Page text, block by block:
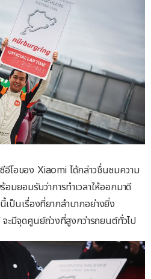
โอของ Xiaomi ได้กล่าวชื่นชมความ
มยอมรับว่าการทำเวลาให้ออกมาดี
ป็นเรื่องที่ยากลำบากอย่างยิ่ง
ะมีจุดศูนย์ถ่วงที่สูงกว่ารถยนต์ทั่วไป